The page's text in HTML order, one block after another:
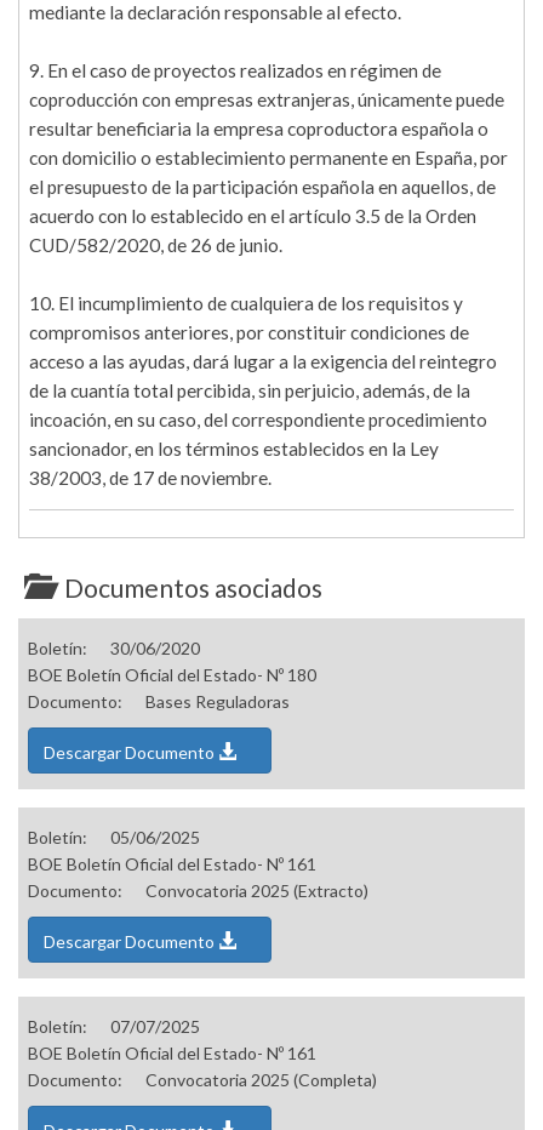
mediante la declaración responsable al efecto.
9. En el caso de proyectos realizados en régimen de
coproducción con empresas extranjeras, únicamente puede
resultar beneficiaria la empresa coproductora española o
con domicilio o establecimiento permanente en España, por
el presupuesto de la participación española en aquellos, de
acuerdo con lo establecido en el artículo 3.5 de la Orden
CUD/582/2020, de 26 de junio.
10. El incumplimiento de cualquiera de los requisitos y
compromisos anteriores, por constituir condiciones de
acceso a las ayudas, dará lugar a la exigencia del reintegro
de la cuantía total percibida, sin perjuicio, además, de la
incoación, en su caso, del correspondiente procedimiento
sancionador, en los términos establecidos en la Ley
38/2003, de 17 de noviembre.
Documentos asociados
Boletín:
30/06/2020
BOE Boletín Oficial del Estado- Nº 180
Documento:
Bases Reguladoras
Descargar Documento
Boletín:
05/06/2025
BOE Boletín Oficial del Estado- Nº 161
Documento:
Convocatoria 2025 (Extracto)
Descargar Documento
Boletín:
07/07/2025
BOE Boletín Oficial del Estado- Nº 161
Documento:
Convocatoria 2025 (Completa)